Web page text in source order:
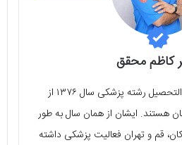
کاظم محقق
دکتر کاظم محقق فارغ التحصیل رشته پزشکی سال ۱۳۷۶ از
هستند. ایشان از همان سال به طور
قم و تهران فعالیت پزشکی داشته